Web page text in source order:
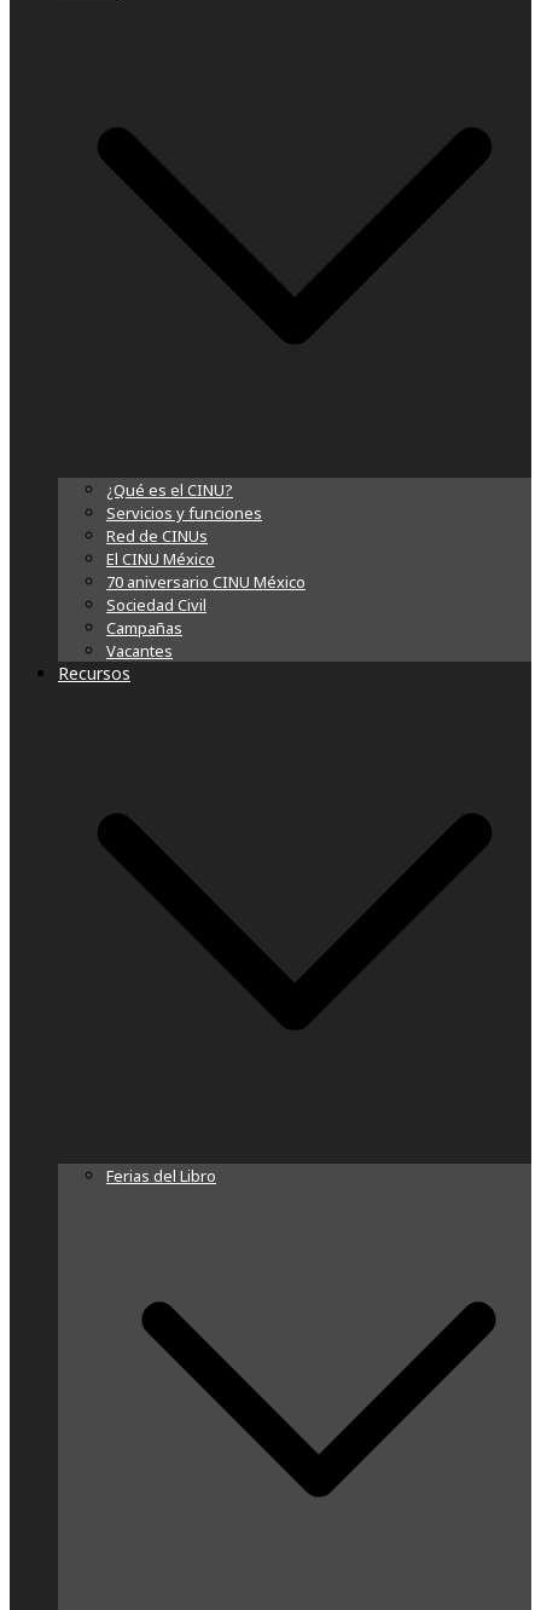
¿Qué es el CINU?
Servicios y funciones
Red de CINUs
El CINU México
70 aniversario CINU México
Sociedad Civil
Campañas
Vacantes
Recursos
Ferias del Libro